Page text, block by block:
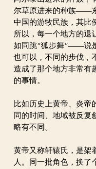
尔草原进来的种族——
中国的游牧民族，其比
所以，每一个地方的退
如同跳“狐步舞”——说
也可以，不同的步伐，
造成了那个地方非常有
的事情。
比如历史上黄帝、炎帝
同的时间、地域被反复
略有不同。
黄帝又称轩辕氏，是架
人。同一批角色，换了